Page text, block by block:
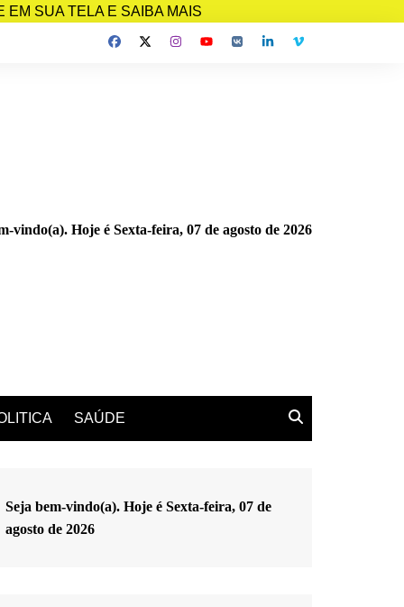
SUA TELA E SAIBA MAIS
vindo(a). Hoje é Sexta-feira, 07 de agosto de 2026
SAÚDE
Seja bem-vindo(a). Hoje é Sexta-feira, 07 de
agosto de 2026